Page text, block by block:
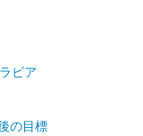
ビア
の目標